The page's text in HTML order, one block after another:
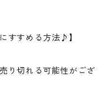
すすめる方法♪】
り切れる可能性がござ